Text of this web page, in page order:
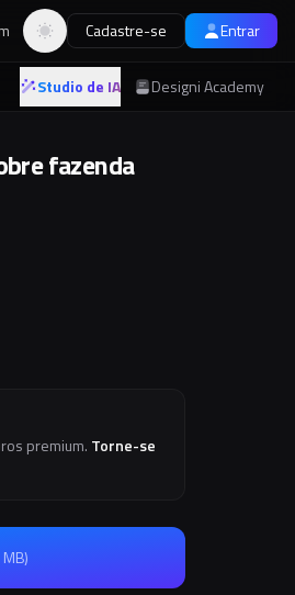
Alternar tema
Cadastre-se Entrar
Studio de IA Designi Academy
fazenda
premium. Torne-se
)